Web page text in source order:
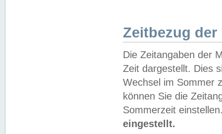
Zeitbezug der
Die Zeitangaben der
Zeit dargestellt. Dies
Wechsel im Sommer
können Sie die
Sommerzeit
eingestellt.